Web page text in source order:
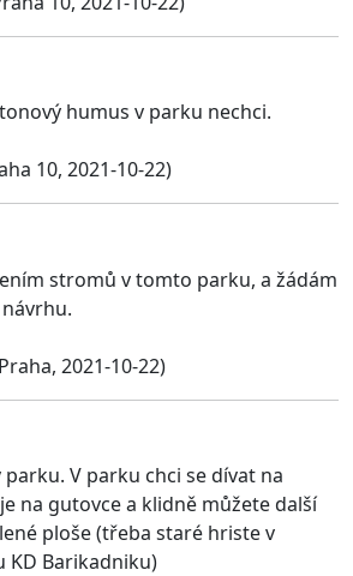
humus v parku nechci.
10, 2021-10-22)
stromů v tomto parku, a žádám
2021-10-22)
V parku chci se dívat na
na gutovce a klidně můžete další
ploše (třeba staré hriste v
KD Barikadniku)